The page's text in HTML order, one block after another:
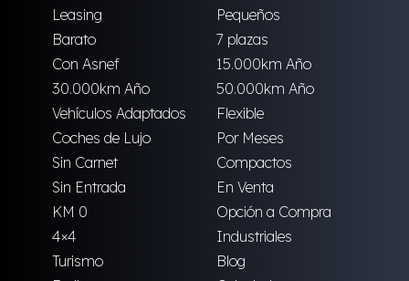
Leasing
Pequeños
Barato
7 plazas
Con Asnef
15.000km Año
30.000km Año
50.000km Año
Vehículos Adaptados
Flexible
Coches de Lujo
Por Meses
Sin Carnet
Compactos
Sin Entrada
En Venta
KM 0
Opción a Compra
4×4
Industriales
Turismo
Blog